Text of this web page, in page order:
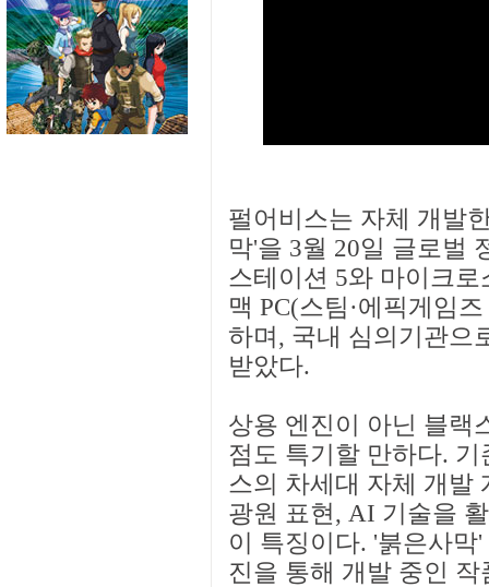
펄어비스는 자체 개발
막'을 3월 20일 글로벌
스테이션 5와 마이크
맥 PC(스팀·에픽게임
하며, 국내 심의기관으
받았다.
상용 엔진이 아닌 블랙
점도 특기할 만하다.
스의 차세대 자체 개발
광원 표현, AI 기술을
이 특징이다. '붉은사
진을 통해 개발 중인